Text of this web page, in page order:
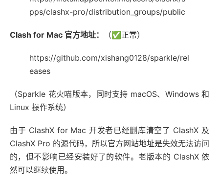
pps/clashx-pro/distribution_groups/public
Clash for Mac 官方地址： （✅︎正常）
https://github.com/xishang0128/sparkle/rel
eases
（Sparkle 花火喵版本，同时支持 macOS、Windows 和
Linux 操作系统）
由于 ClashX for Mac 开发者已经删库清空了 ClashX 及
ClashX Pro 的源代码，所以官方网站地址是失效无法访问
的，但不影响已经安装好了的软件。老版本的 ClashX 依
然可以继续使用。